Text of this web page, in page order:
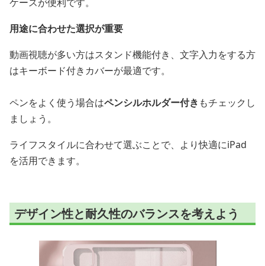
用途に合わせた選択が重要
動画視聴が多い方はスタンド機能付き、文字入力をする方
はキーボード付きカバーが最適です。
ペンをよく使う場合はペンシルホルダー付き もチェックし
ましょう。
ライフスタイルに合わせて選ぶことで、より快適にiPad
を活用できます。
デザイン性と耐久性のバランスを考えよう